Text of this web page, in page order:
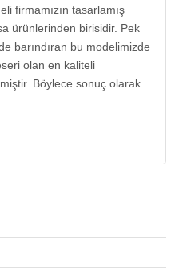
firmamızın tasarlamış
ürünlerinden birisidir. Pek
barındıran bu modelimizde
olan en kaliteli
Böylece sonuç olarak